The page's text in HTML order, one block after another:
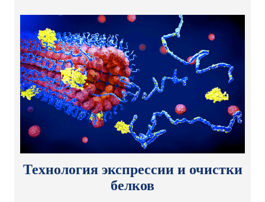
Технология экспрессии и очистки
белков